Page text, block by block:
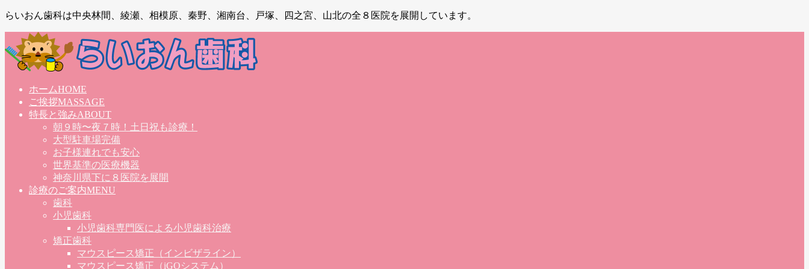
らいおん歯科は中央林間、綾瀬、相模原、秦野、湘南台、戸塚、四之宮、山北の全８医院を展開しています。
ホームHOME
ご挨拶MASSAGE
特長と強みABOUT
朝９時〜夜７時！土日祝も診療！
大型駐車場完備
お子様連れでも安心
世界基準の医療機器
神奈川県下に８医院を展開
診療のご案内MENU
歯科
小児歯科
小児歯科専門医による小児歯科治療
矯正歯科
マウスピース矯正（インビザライン）
マウスピース矯正（iGOシステム）